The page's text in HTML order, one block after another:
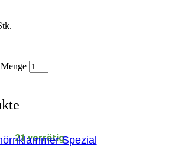
21 vorrätigSpezial